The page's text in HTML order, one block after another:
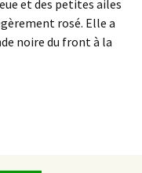
et des petites ailes
rosé. Elle a
noire du front à la